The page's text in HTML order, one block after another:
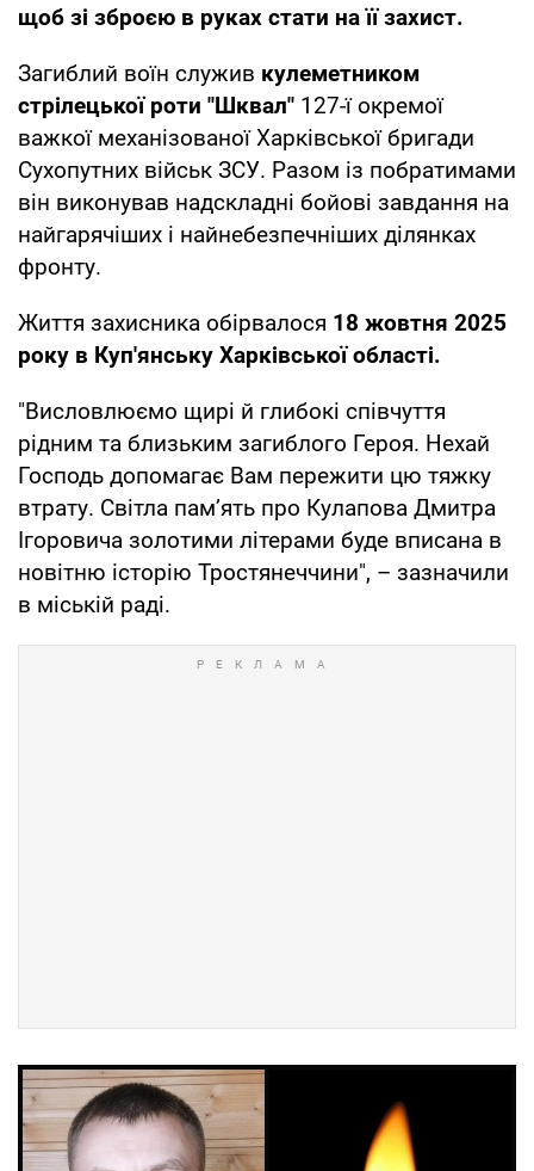
щоб зі зброєю в руках стати на її захист.
Загиблий воїн служив кулеметником
стрілецької роти "Шквал" 127-ї окремої
важкої механізованої Харківської бригади
Сухопутних військ ЗСУ. Разом із побратимами
він виконував надскладні бойові завдання на
найгарячіших і найнебезпечніших ділянках
фронту.
Життя захисника обірвалося 18 жовтня 2025
року в Куп'янську Харківської області.
"Висловлюємо щирі й глибокі співчуття
рідним та близьким загиблого Героя. Нехай
Господь допомагає Вам пережити цю тяжку
втрату. Світла пам’ять про Кулапова Дмитра
Ігоровича золотими літерами буде вписана в
новітню історію Тростянеччини", – зазначили
в міській раді.